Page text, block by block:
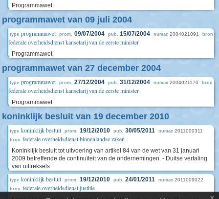
Programmawet
programmawet van 09 juli 2004
type programmawet prom. 09/07/2004 pub. 15/07/2004 numac 2004021091 bron
federale overheidsdienst kanselarij van de eerste minister
Programmawet
programmawet van 27 december 2004
type programmawet prom. 27/12/2004 pub. 31/12/2004 numac 2004021170 bron
federale overheidsdienst kanselarij van de eerste minister
Programmawet
koninklijk besluit van 19 december 2010
type koninklijk besluit prom. 19/12/2010 pub. 30/05/2011 numac 2011000311
bron federale overheidsdienst binnenlandse zaken
Koninklijk besluit tot uitvoering van artikel 84 van de wet van 31 januari
2009 betreffende de continuïteit van de ondernemingen. - Duitse vertaling
van uittreksels
type koninklijk besluit prom. 19/12/2010 pub. 24/01/2011 numac 2011009022
bron federale overheidsdienst justitie